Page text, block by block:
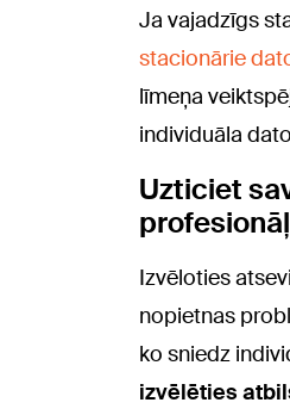
Ja vajadzīgs
stacionārie
līmeņa
individuāla
Uzticiet
Izvēloties
nopietnas
ko sniedz
izvēlēties